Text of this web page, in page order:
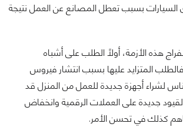
بسبب تعطل المصانع عن العمل نتيجة
انفراج هذه الأزمة، أولاً الطلب على أشباه
المتزايد عليها بسبب انتشار فيروس
لشراء أجهزة جديدة للعمل من المنزل قد
جديدة على العملات الرقمية وانخفاض
كذلك في تحسن الأمر.